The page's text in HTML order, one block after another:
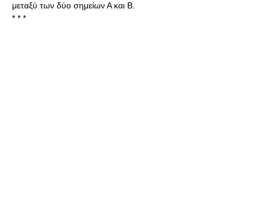
μεταξύ των δύο σημείων Α και Β.
* * *